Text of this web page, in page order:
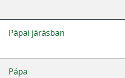
Pápai járásban
Pápa